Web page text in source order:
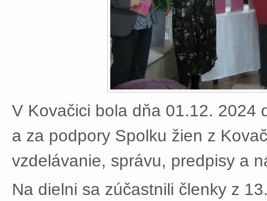
V Kovačici bola dňa 01.12. 2024
a za podpory Spolku žien z
vzdelávanie, správu, predpisy a
Na dielni sa zúčastnili členky z